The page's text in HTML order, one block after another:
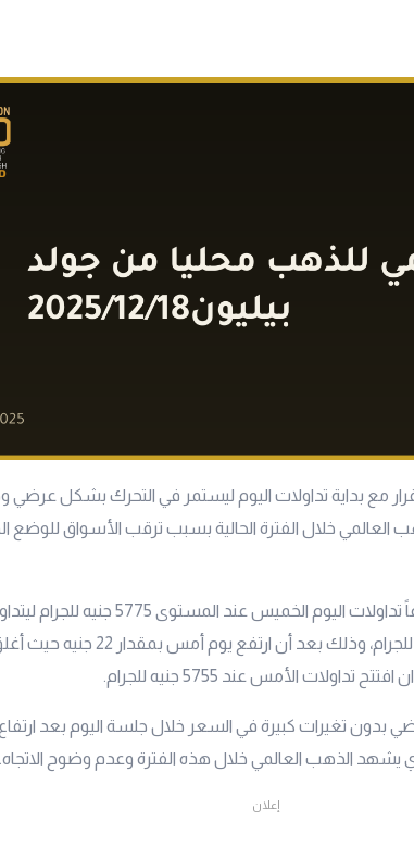
مع بداية تداولات اليوم ليستمر في التحرك بشكل
خلال الفترة الحالية بسبب ترقب الأسواق للوضع
الأكثر شيوعاً تداولات اليوم الخميس عند
التقرير عند المستوى 5770 جنيه للجرام، وذلك بعد أن ارتفع يوم
بدون تغيرات كبيرة في السعر خلال جلسة اليوم بعد
الذهب العالمي خلال هذه الفترة وعدم وضوح الاتجاه.
إعلان